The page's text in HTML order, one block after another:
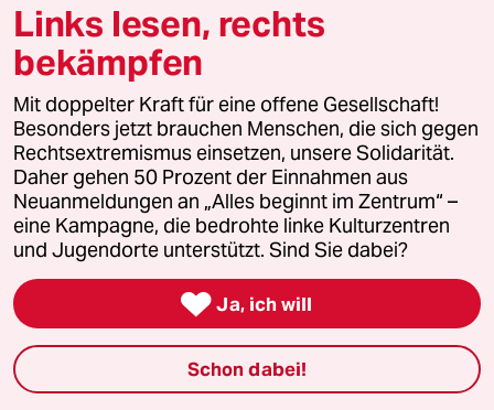
ePaper Login
Downloads für Abonnierende
© 2026 taz Verlags und Vertriebs GmbH
Alle Rechte vorbehalten. Bei rechtlichen Fragen oder für Genehmigungen
wenden Sie sich bitte anlizenzen@taz.de
Feedback Redaktionsstatut
Leitlinie Informant Datenschutz Impressum AGB
Seitenwende Einwilligungen widerrufen (Ads)
Links lesen, rechts
bekämpfen
Mit doppelter Kraft für eine offene Gesellschaft!
Besonders jetzt brauchen Menschen, die sich gegen
Rechtsextremismus einsetzen, unsere Solidarität.
Daher gehen 50 Prozent der Einnahmen aus
Neuanmeldungen an „Alles beginnt im Zentrum“ –
eine Kampagne, die bedrohte linke Kulturzentren
und Jugendorte unterstützt. Sind Sie dabei?
 Ja, ich will
Schon dabei!